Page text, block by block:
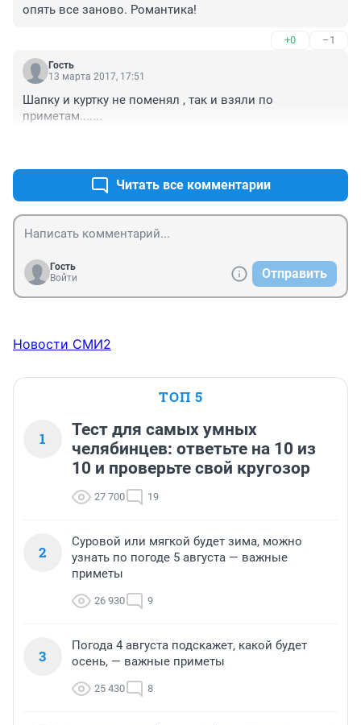
опять все заново. Романтика!
+0 –1
Гость
13 марта 2017, 17:51
Шапку и куртку не поменял , так и взяли по
приметам.......
Читать все комментарии
Гость
Войти
Отправить
Новости СМИ2
ТОП 5
1
Тест для самых умных
челябинцев: ответьте на 10 из
10 и проверьте свой кругозор
27 700 19
2
Суровой или мягкой будет зима, можно
узнать по погоде 5 августа — важные
приметы
26 930 9
3
Погода 4 августа подскажет, какой будет
осень, — важные приметы
25 430 8